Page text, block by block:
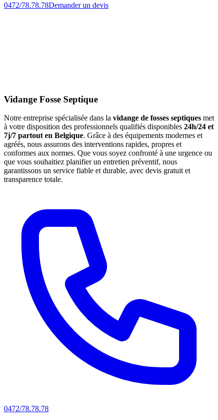
0472/78.78.78Demander un devis
Vidange Fosse Septique
Notre entreprise spécialisée dans la vidange de fosses septiques met
à votre disposition des professionnels qualifiés disponibles 24h/24 et
7j/7 partout en Belgique. Grâce à des équipements modernes et
agréés, nous assurons des interventions rapides, propres et
conformes aux normes. Que vous soyez confronté à une urgence ou
que vous souhaitiez planifier un entretien préventif, nous
garantissons un service fiable et durable, avec devis gratuit et
transparence totale.
0472/78.78.78